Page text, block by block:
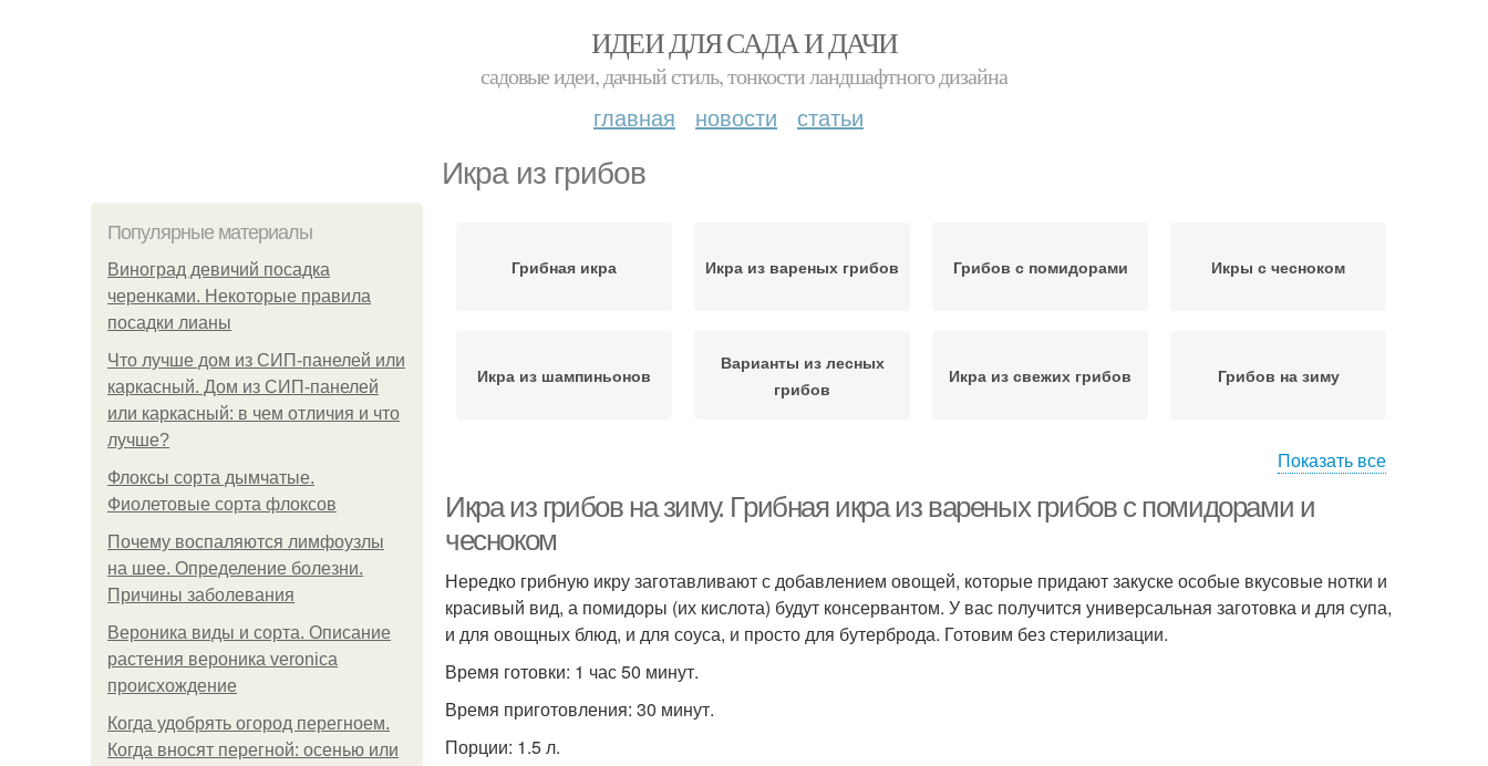
ИДЕИ ДЛЯ САДА И ДАЧИ
садовые идеи, дачный стиль, тонкости ландшафтного дизайна
главная новости статьи
Икра из грибов
Популярные материалы
Виноград девичий посадка
черенками. Некоторые правила
посадки лианы
Что лучше дом из СИП-панелей или
каркасный. Дом из СИП-панелей
или каркасный: в чем отличия и что
лучше?
Флоксы сорта дымчатые.
Фиолетовые сорта флоксов
Почему воспаляются лимфоузлы
на шее. Определение болезни.
Причины заболевания
Вероника виды и сорта. Описание
растения вероника veronica
происхождение
Когда удобрять огород перегноем.
Когда вносят перегной: осенью или
Грибная икра Икра из вареных грибов Грибов с помидорами Икры с чесноком
Икра из шампиньонов
Варианты из лесных
грибов
Икра из свежих грибов Грибов на зиму
грибов
Икра через мясорубку Икра на зиму Грибов с морковью Овощная икра
Икра с грибами
Показать все
Икра из грибов на зиму. Грибная икра из вареных грибов с помидорами и
чесноком
Нередко грибную икру заготавливают с добавлением овощей, которые придают закуске особые вкусовые нотки и
красивый вид, а помидоры (их кислота) будут консервантом. У вас получится универсальная заготовка и для супа,
и для овощных блюд, и для соуса, и просто для бутерброда. Готовим без стерилизации.
Время готовки: 1 час 50 минут.
Время приготовления: 30 минут.
Порции: 1.5 л.